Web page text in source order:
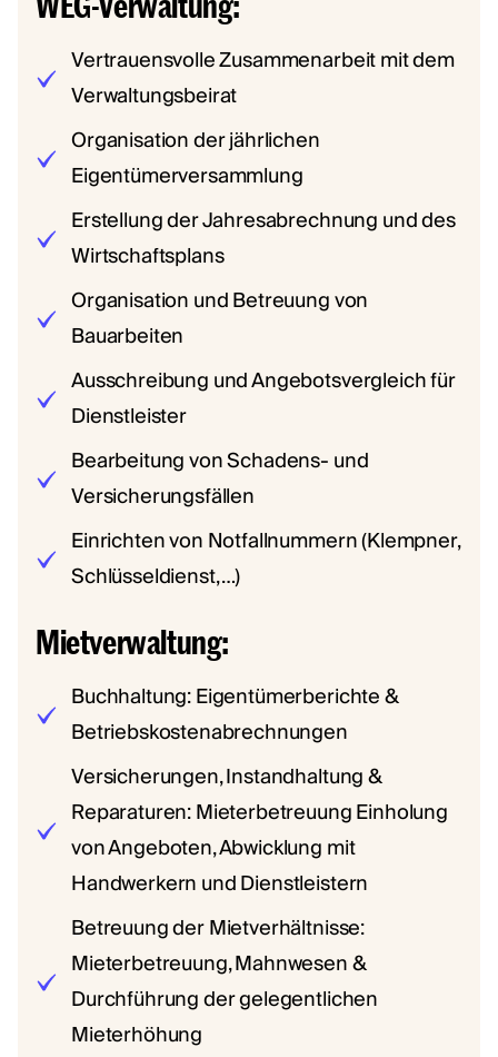
Vertrauensvolle Zusammenarbeit mit dem
Verwaltungsbeirat
Organisation der jährlichen
Eigentümerversammlung
Erstellung der Jahresabrechnung und des
Wirtschaftsplans
Organisation und Betreuung von
Bauarbeiten
Ausschreibung und Angebotsvergleich für
Dienstleister
Bearbeitung von Schadens- und
Versicherungsfällen
Einrichten von Notfallnummern (Klempner,
Schlüsseldienst, …)
Mietverwaltung:
Buchhaltung: Eigentümerberichte &
Betriebskostenabrechnungen
Versicherungen, Instandhaltung &
Reparaturen: Mieterbetreuung Einholung
von Angeboten, Abwicklung mit
Handwerkern und Dienstleistern
Betreuung der Mietverhältnisse:
Mieterbetreuung, Mahnwesen &
Durchführung der gelegentlichen
Mieterhöhung